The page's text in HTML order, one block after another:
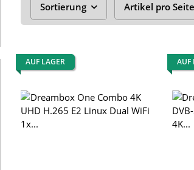
Sortierung Artikel pro Seite
AUF LAGER AUF